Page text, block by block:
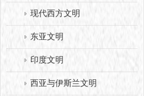
现代西方文明
东亚文明
印度文明
西亚与伊斯兰文明